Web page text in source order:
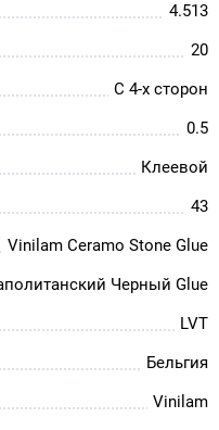
4.513
20
С 4-х сторон
0.5
Клеевой
43
Vinilam Ceramo Stone Glue
Черный Glue
LVT
Бельгия
Vinilam